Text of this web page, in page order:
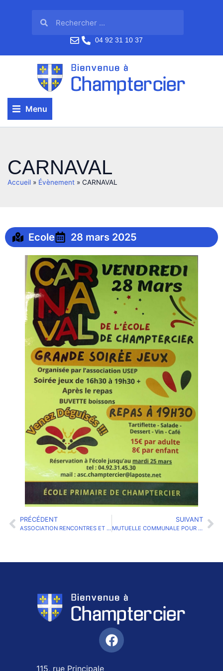
04 92 31 10 37
Menu
CARNAVAL
Accueil » Évènement » CARNAVAL
Ecole 28 mars 2025
PRÉCÉDENT
ASSOCIATION RENCONTRES ET PARTAGES
SUIVANT
MUTUELLE COMMUNALE POUR TOUS
115, rue Principale